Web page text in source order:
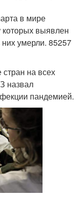
в мире
которых выявлен
умерли. 85257
на всех
назвал
пандемией.